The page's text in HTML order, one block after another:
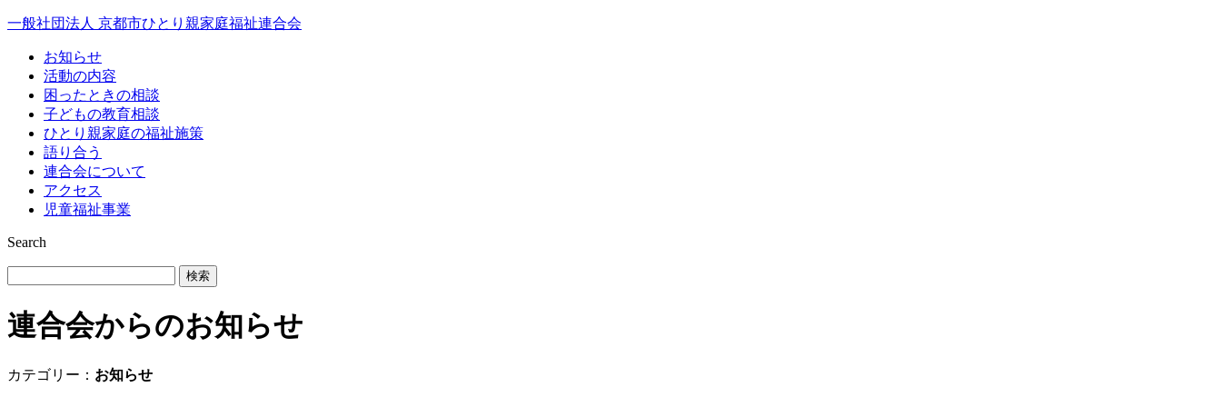
Skip
content
一般社団法人 京都市ひとり親家庭福祉連合会
お知らせ
活動の内容
困ったときの相談
子どもの教育相談
ひとり親家庭の福祉施策
語り合う
連合会について
アクセス
児童福祉事業
Search
連合会からのお知らせ
カテゴリー： お知らせ